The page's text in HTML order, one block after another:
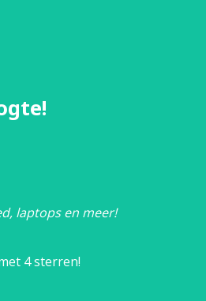
laptops en meer!
4 sterren!